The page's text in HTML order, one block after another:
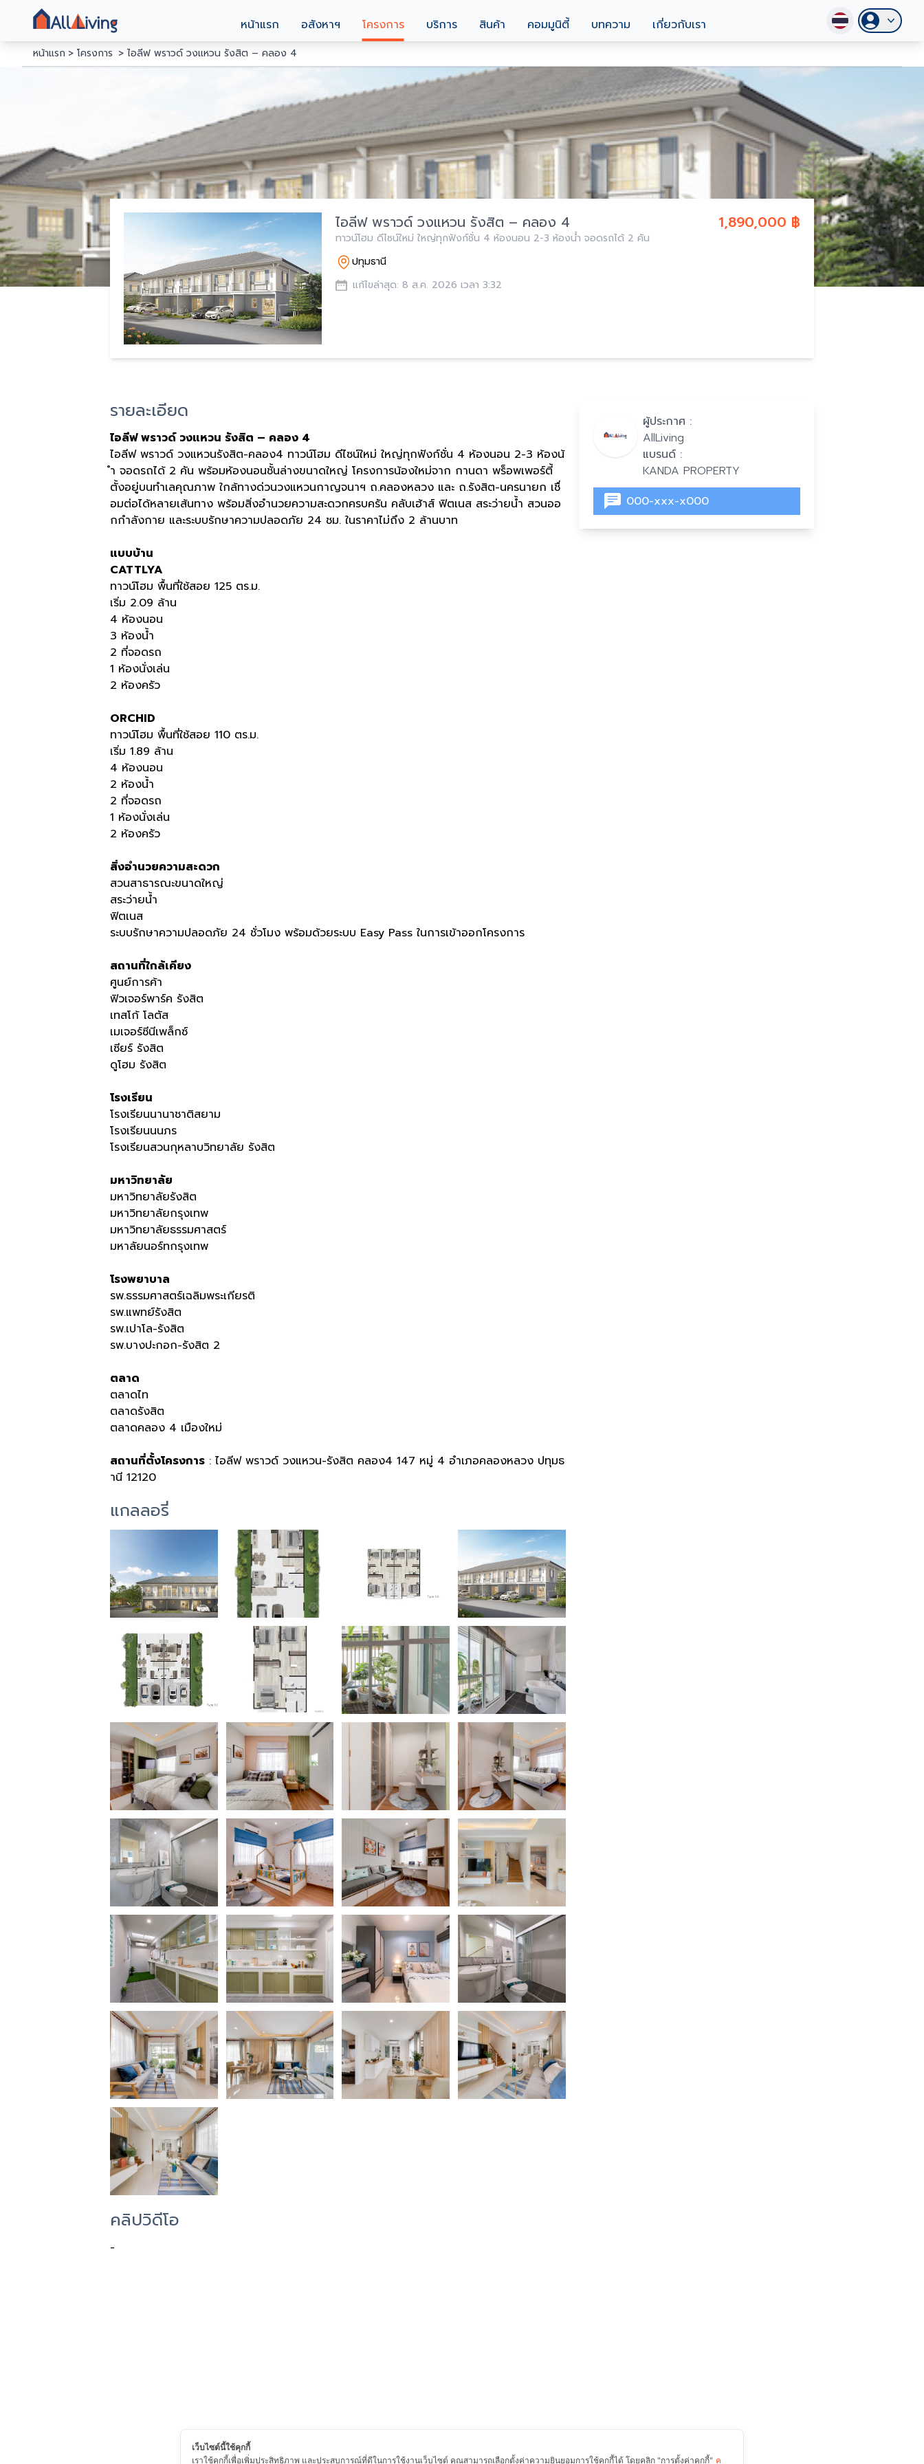
หน้าแรก อสังหาฯ โครงการ บริการ สินค้า คอมมูนิตี้ บทความ เกี่ยวกับเรา
หน้าแรก โครงการ ไอลีฟ พราวด์ วงแหวน รังสิต – คลอง 4
1,890,000 ฿
ไอลีฟ พราวด์ วงแหวน รังสิต – คลอง 4
ทาวน์โฮม ดีไซน์ใหม่ ใหญ่ทุกฟังก์ชั่น 4 ห้องนอน 2-3 ห้องน้ำ จอดรถได้ 2 คัน
ปทุมธานี
แก้ไขล่าสุด: 8 ส.ค. 2026 เวลา 3:32
รายละเอียด
ไอลีฟ พราวด์ วงแหวน รังสิต – คลอง 4
ไอลีฟ พราวด์ วงแหวนรังสิต-คลอง4 ทาวน์โฮม ดีไซน์ใหม่ ใหญ่ทุกฟังก์ชั่น 4 ห้องนอน 2-3 ห้องน้
ำ จอดรถได้ 2 คัน พร้อมห้องนอนชั้นล่างขนาดใหญ่ โครงการน้องใหม่จาก กานดา พร็อพเพอร์ตี้
ตั้งอยู่บนทำเลคุณภาพ ใกล้ทางด่วนวงแหวนกาญจนาฯ ถ.คลองหลวง และ ถ.รังสิต-นครนายก เชื่
อมต่อได้หลายเส้นทาง พร้อมสิ่งอำนวยความสะดวกครบครัน คลับเฮ้าส์ ฟิตเนส สระว่ายน้ำ สวนออ
กกำลังกาย และระบบรักษาความปลอดภัย 24 ชม. ในราคาไม่ถึง 2 ล้านบาท
แบบบ้าน
CATTLYA
ทาวน์โฮม พื้นที่ใช้สอย 125 ตร.ม.
เริ่ม 2.09 ล้าน
4 ห้องนอน
3 ห้องน้ำ
2 ที่จอดรถ
1 ห้องนั่งเล่น
2 ห้องครัว
ORCHID
ทาวน์โฮม พื้นที่ใช้สอย 110 ตร.ม.
เริ่ม 1.89 ล้าน
4 ห้องนอน
2 ห้องน้ำ
2 ที่จอดรถ
1 ห้องนั่งเล่น
2 ห้องครัว
สิ่งอำนวยความสะดวก
สวนสาธารณะขนาดใหญ่
สระว่ายน้ำ
ฟิตเนส
ระบบรักษาความปลอดภัย 24 ชั่วโมง พร้อมด้วยระบบ Easy Pass ในการเข้าออกโครงการ
สถานที่ใกล้เคียง
ศูนย์การค้า
ฟิวเจอร์พาร์ค รังสิต
เทสโก้ โลตัส
เมเจอร์ซีนีเพล็กซ์
เซียร์ รังสิต
ดูโฮม รังสิต
โรงเรียน
โรงเรียนนานาชาติสยาม
โรงเรียนนนภร
โรงเรียนสวนกุหลาบวิทยาลัย รังสิต
มหาวิทยาลัย
มหาวิทยาลัยรังสิต
มหาวิทยาลัยกรุงเทพ
มหาวิทยาลัยธรรมศาสตร์
มหาลัยนอร์ทกรุงเทพ
โรงพยาบาล
รพ.ธรรมศาสตร์เฉลิมพระเกียรติ
รพ.แพทย์รังสิต
รพ.เปาโล-รังสิต
รพ.บางปะกอก-รังสิต 2
ตลาด
ตลาดไท
ตลาดรังสิต
ตลาดคลอง 4 เมืองใหม่
สถานที่ตั้งโครงการ : ไอลีฟ พราวด์ วงแหวน-รังสิต คลอง4 147 หมู่ 4 อำเภอคลองหลวง ปทุมธ
านี 12120
แกลลอรี่
คลิปวิดีโอ
-
ผู้ประกาศ :
AllLiving
แบรนด์ :
KANDA PROPERTY
000-xxx-x000
เว็บไซต์นี้ใช้คุกกี้
เราใช้คุกกี้เพื่อเพิ่มประสิทธิภาพ และประสบการณ์ที่ดีในการใช้งานเว็บไซต์ คุณสามารถเลือกตั้งค่าความยินยอมการใช้คุกกี้ได้ โดยคลิก "การตั้งค่าคุกกี้" ค